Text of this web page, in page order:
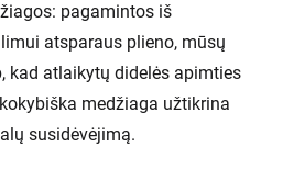
pagamintos iš
atsparaus plieno, mūsų
kad atlaikytų didelės apimties
medžiaga užtikrina
susidėvėjimą.